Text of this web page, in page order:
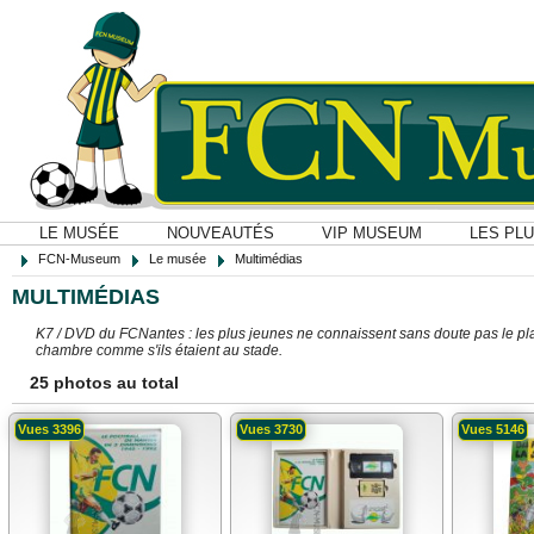
LE MUSÉE NOUVEAUTÉS VIP MUSEUM LES
FCN-Museum Le musée Multimédias
MULTIMÉDIAS
K7 / DVD du FCNantes : les plus jeunes ne connaissent sans doute pas le
chambre comme s'ils étaient au stade.
25 photos au total
Vues 3396 Vues 3730 Vues 5146